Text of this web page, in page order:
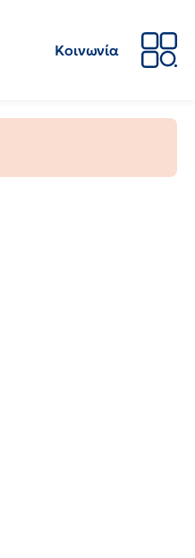
Κοινωνία